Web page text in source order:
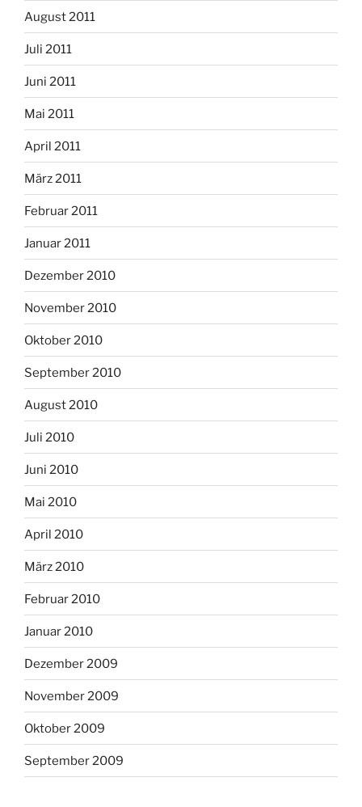
August 2011
Juli 2011
Juni 2011
Mai 2011
April 2011
März 2011
Februar 2011
Januar 2011
Dezember 2010
November 2010
Oktober 2010
September 2010
August 2010
Juli 2010
Juni 2010
Mai 2010
April 2010
März 2010
Februar 2010
Januar 2010
Dezember 2009
November 2009
Oktober 2009
September 2009